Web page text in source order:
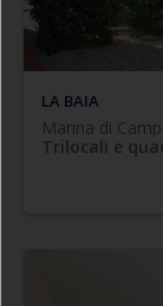
LA BAIA
Marina di
Trilocali e
cottura,
"bruco",
spazio